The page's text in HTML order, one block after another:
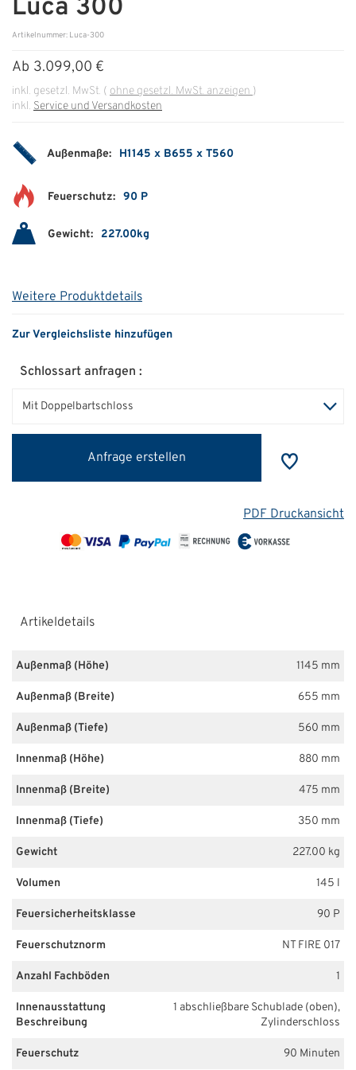
Über uns
Filialen
Presse
Qualitätspolitik
Karriere
Partner
Luca 300
Artikelnummer: Luca-300
Ab 3.099,00 €
inkl. gesetzl. MwSt. ( ohne gesetzl. MwSt. anzeigen )
inkl. Service und Versandkosten
Außenmaße: H1145 x B655 x T560
Feuerschutz: 90 P
Gewicht: 227.00kg
Weitere Produktdetails
Zur Vergleichsliste hinzufügen
Schlossart anfragen :
Mit Doppelbartschloss
Anfrage erstellen
PDF Druckansicht
Artikeldetails
Außenmaß (Höhe) 1145 mm
Außenmaß (Breite) 655 mm
Außenmaß (Tiefe) 560 mm
Innenmaß (Höhe) 880 mm
Innenmaß (Breite) 475 mm
Innenmaß (Tiefe) 350 mm
Gewicht 227.00 kg
Volumen 145 l
Feuersicherheitsklasse 90 P
Feuerschutznorm NT FIRE 017
Anzahl Fachböden 1
Innenausstattung
Beschreibung
1 abschließbare Schublade (oben),
Zylinderschloss
Feuerschutz 90 Minuten